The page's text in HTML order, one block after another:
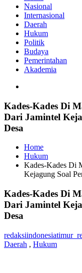
Nasional
Internasional
Daerah
Hukum
Politik
Budaya
Pemerintahan
Akademia
Kades-Kades Di
Dari Jamintel
Desa
Home
Hukum
Kades-Kades Di
Kejagung Soal
Kades-Kades Di
Dari Jamintel
Desa
Daerah , Hukum